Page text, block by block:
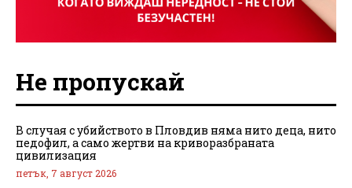
Не пропускай
В случая с убийството в Пловдив няма нито деца, нито
педофил, а само жертви на криворазбраната
цивилизация
петък, 7 август 2026